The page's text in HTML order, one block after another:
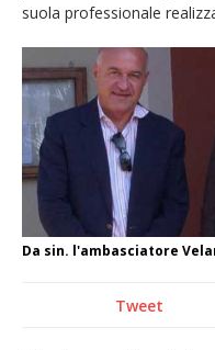
collezione
Pro vs
Piscina
dell’Asl. Il
Dieci
suola professionale
Da sin. l'ambasciatore
Tweet